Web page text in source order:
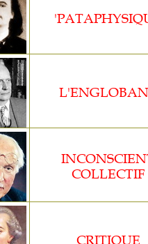
COLLECTIF
CRITIQUE